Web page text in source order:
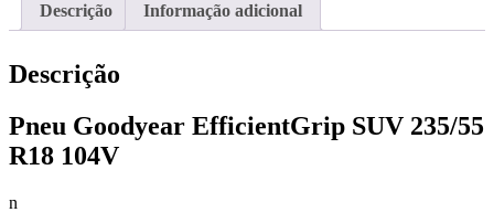
Descrição Informação adicional
Descrição
Pneu Goodyear EfficientGrip SUV 235/55
R18 104V
n